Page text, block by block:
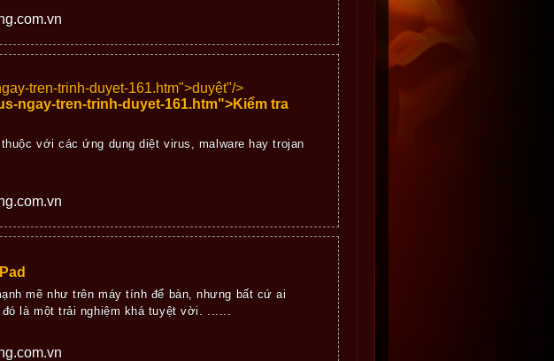
tren-trinh-duyet-161.htm">duyệt"/>
ngay-tren-trinh-duyet-161.htm">Kiểm tra
với các ứng dụng diệt virus, malware hay trojan
mẽ như trên máy tính để bàn, nhưng bất cứ ai
là một trải nghiệm khá tuyệt vời. ......